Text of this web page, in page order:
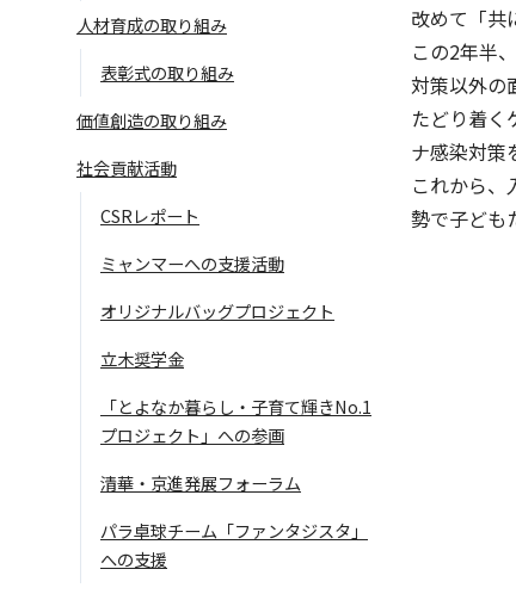
人材育成の取り組み
表彰式の取り組み
価値創造の取り組み
社会貢献活動
CSRレポート
ミャンマーへの支援活動
オリジナルバッグプロジェクト
立木奨学金
「とよなか暮らし・子育て輝きNo.1
プロジェクト」への参画
清華・京進発展フォーラム
パラ卓球チーム「ファンタジスタ」
への支援
改めて「共
この2年半
対策以外の
たどり着く
ナ感染対策
これから
勢で子ども